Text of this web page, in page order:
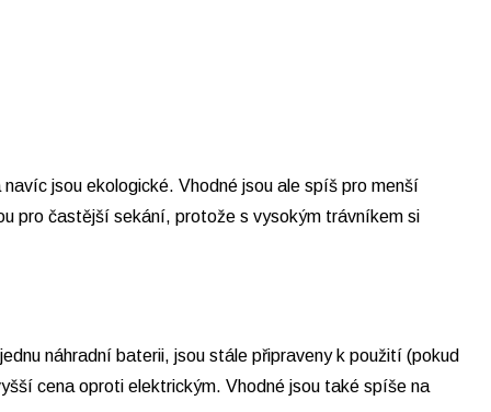
jsou ekologické. Vhodné jsou ale spíš pro menší
pro častější sekání, protože s vysokým trávníkem si
náhradní baterii, jsou stále připraveny k použití (pokud
cena oproti elektrickým. Vhodné jsou také spíše na